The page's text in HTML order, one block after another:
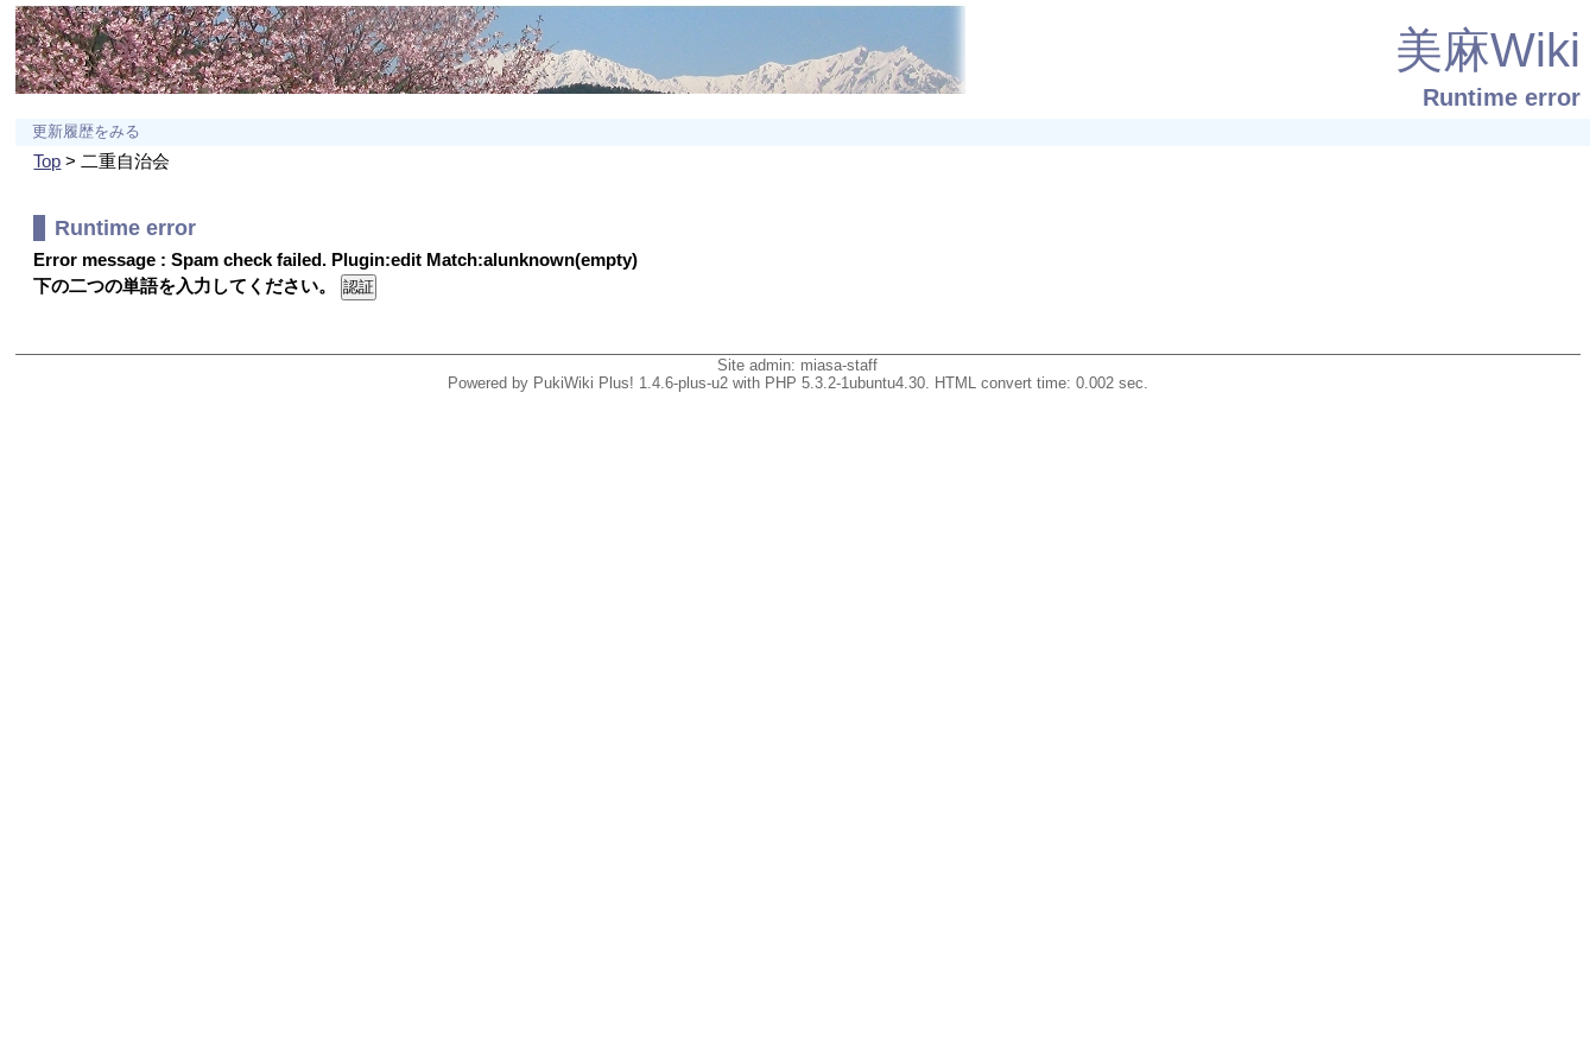
美麻Wiki
Runtime error
更新履歴をみる
Top > 二重自治会
Runtime error
Error message : Spam check failed. Plugin:edit Match:alunknown(empty)
下の二つの単語を入力してください。
Site admin: miasa-staff
Powered by PukiWiki Plus! 1.4.6-plus-u2 with PHP 5.3.2-1ubuntu4.30. HTML convert time: 0.002 sec.